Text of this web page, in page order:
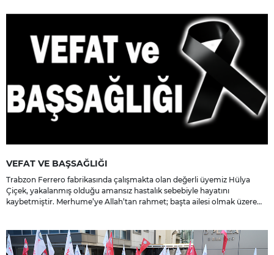
VEFAT VE BAŞSAĞLIĞI
Trabzon Ferrero fabrikasında çalışmakta olan değerli üyemiz Hülya
Çiçek, yakalanmış olduğu amansız hastalık sebebiyle hayatını
kaybetmiştir. Merhume’ye Allah’tan rahmet; başta ailesi olmak üzere